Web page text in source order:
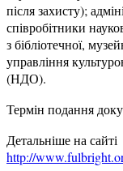
після захисту);
співробітники
з бібліотечної,
управління
(НДО).
Термін подання
Детальніше на сайті
http://